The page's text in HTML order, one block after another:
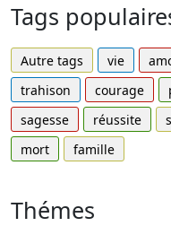
Tags
Autre tags vie
trahison
courage
sagesse
réussite
mort
famille
Thémes